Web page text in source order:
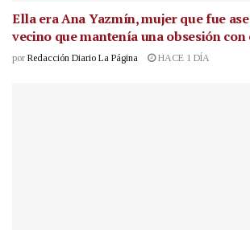
Ella era Ana Yazmín, mujer que fue
vecino que mantenía una obsesión
por Redacción Diario La Página HACE 1 DÍA